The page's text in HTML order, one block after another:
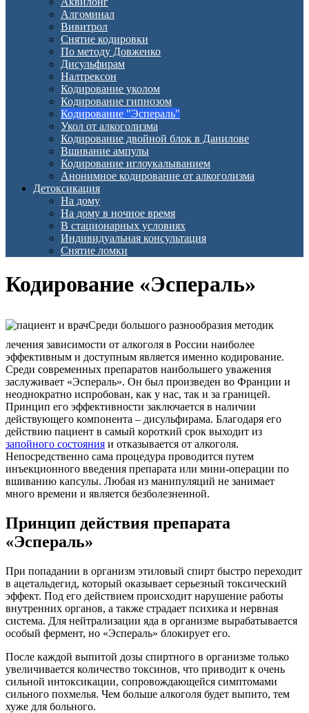
Алгоминал
Вивитрол
Снятие кодировки
По методу Довженко
Дисульфирам
Налтрексон
Кодирование уколом
Кодирование гипнозом
Кодирование "Эспераль"
Укол от алкоголизма
Кодирование двойной блок в Данилове
Вшивание ампулы
Кодирование иглоукалыванием
Анонимное кодирование от алкоголизма
Детоксикация
На дому
На дому в ночное время
В стационарных условиях
Индивидуальная консультация
Снятие ломки
Кодирование «Эспераль»
Среди большого разнообразия методик
лечения зависимости от алкоголя в России наиболее
эффективным и доступным является именно кодирование.
Среди современных препаратов наибольшего уважения
заслуживает «Эспераль». Он был произведен во Франции и
неоднократно испробован, как у нас, так и за границей.
Принцип его эффективности заключается в наличии
действующего компонента – дисульфирама. Благодаря его
действию пациент в самый короткий срок выходит из
запойного состояния и отказывается от алкоголя.
Непосредственно сама процедура проводится путем
инъекционного введения препарата или мини-операции по
вшиванию капсулы. Любая из манипуляций не занимает
много времени и является безболезненной.
Принцип действия препарата
«Эспераль»
При попадании в организм этиловый спирт быстро переходит
в ацетальдегид, который оказывает серьезный токсический
эффект. Под его действием происходит нарушение работы
внутренних органов, а также страдает психика и нервная
система. Для нейтрализации яда в организме вырабатывается
особый фермент, но «Эспераль» блокирует его.
После каждой выпитой дозы спиртного в организме только
увеличивается количество токсинов, что приводит к очень
сильной интоксикации, сопровождающейся симптомами
сильного похмелья. Чем больше алкоголя будет выпито, тем
хуже для больного.